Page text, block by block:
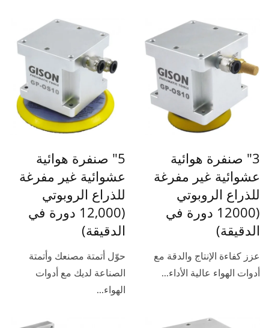
3" صنفرة هوائية
عشوائية غير مفرغة
للذراع الروبوتي
(12000 دورة في
الدقيقة)
عزز كفاءة الإنتاج والدقة مع
أدوات الهواء عالية الأداء...
5" صنفرة هوائية
عشوائية غير مفرغة
للذراع الروبوتي
(12,000 دورة في
الدقيقة)
حوّل أتمتة مصنعك وأتمتة
الصناعة لديك مع أدوات
الهواء...